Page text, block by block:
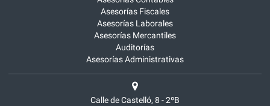
Asesorías Fiscales
Asesorías Laborales
Asesorías Mercantiles
Auditorías
Asesorías Administrativas
Calle de Castelló, 8 - 2ºB